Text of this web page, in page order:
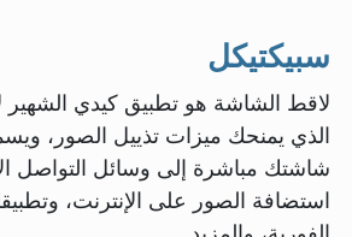
سبيكتيكل
لاقط الشاشة هو تطبيق كيدي الشهير
الذي يمنحك ميزات تذييل الصور،
شاشتك مباشرة إلى وسائل التواصل
استضافة الصور على الإنترنت،